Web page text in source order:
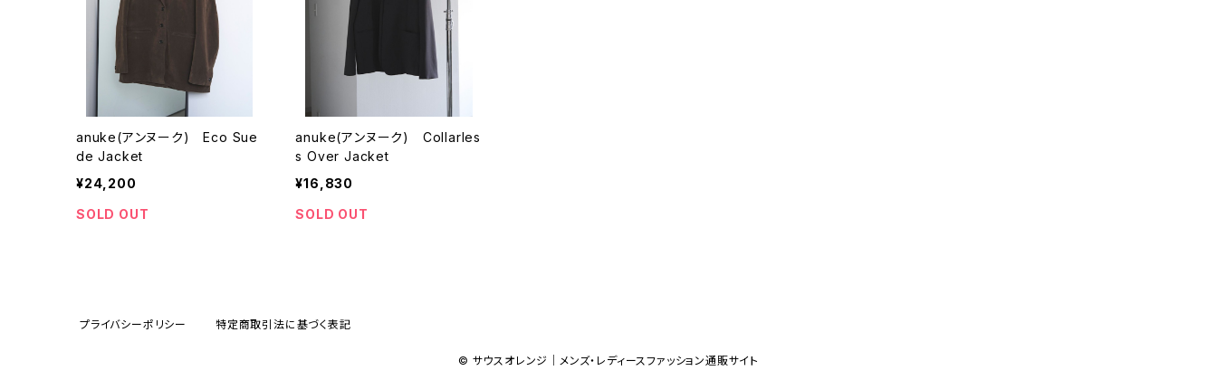
anuke(アンヌーク) Eco Sue
de Jacket
¥24,200
SOLD OUT
anuke(アンヌーク) Collarles
s Over Jacket
¥16,830
SOLD OUT
プライバシーポリシー 特定商取引法に基づく表記
© サウスオレンジ｜メンズ・レディースファッション通販サイト